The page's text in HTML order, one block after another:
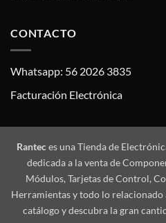
CONTACTO
Whatsapp: 56 2026 3835
Facturación Electrónica
Ranteces una Tienda de
dedicada a la venta de
Módulos, Tarjetas de Control,
Herramientas y todo lo
catálogo y descubra la gran